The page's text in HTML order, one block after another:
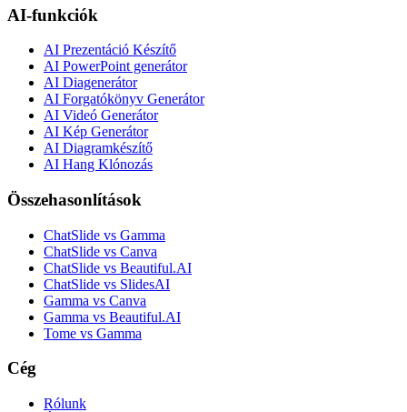
AI-funkciók
AI Prezentáció Készítő
AI PowerPoint generátor
AI Diagenerátor
AI Forgatókönyv Generátor
AI Videó Generátor
AI Kép Generátor
AI Diagramkészítő
AI Hang Klónozás
Összehasonlítások
ChatSlide vs Gamma
ChatSlide vs Canva
ChatSlide vs Beautiful.AI
ChatSlide vs SlidesAI
Gamma vs Canva
Gamma vs Beautiful.AI
Tome vs Gamma
Cég
Rólunk